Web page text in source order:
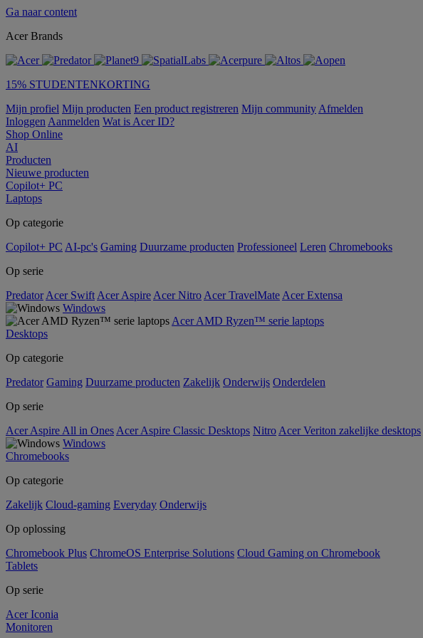
Ga naar content
Acer Brands
15% STUDENTENKORTING
Mijn profiel Mijn producten Een product registreren Mijn community Afmelden
Inloggen Aanmelden Wat is Acer ID?
Shop Online
AI
Producten
Nieuwe producten
Copilot+ PC
Laptops
Op categorie
Copilot+ PC AI-pc's Gaming Duurzame producten Professioneel Leren Chromebooks
Op serie
Predator Acer Swift Acer Aspire Acer Nitro Acer TravelMate Acer Extensa
Windows
Acer AMD Ryzen™ serie laptops
Desktops
Op categorie
Predator Gaming Duurzame producten Zakelijk Onderwijs Onderdelen
Op serie
Acer Aspire All in Ones Acer Aspire Classic Desktops Nitro Acer Veriton zakelijke desktops
Windows
Chromebooks
Op categorie
Zakelijk Cloud-gaming Everyday Onderwijs
Op oplossing
Chromebook Plus ChromeOS Enterprise Solutions Cloud Gaming on Chromebook
Tablets
Op serie
Acer Iconia
Monitoren